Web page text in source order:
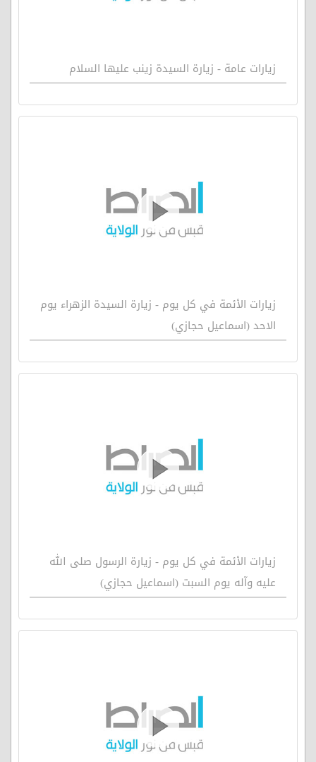
زيارات عامة - زيارة السيدة زينب عليها السلام
زيارات الأئمة في كل يوم - زيارة السيدة الزهراء يوم
الاحد (اسماعيل حجازي)
زيارات الأئمة في كل يوم - زيارة الرسول صلى الله
عليه وآله يوم السبت (اسماعيل حجازي)